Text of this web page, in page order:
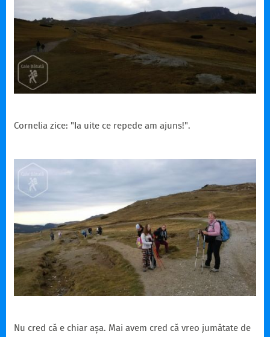
Cornelia zice: "Ia uite ce repede am ajuns!".
Nu cred că e chiar așa. Mai avem cred că vreo jumătate de